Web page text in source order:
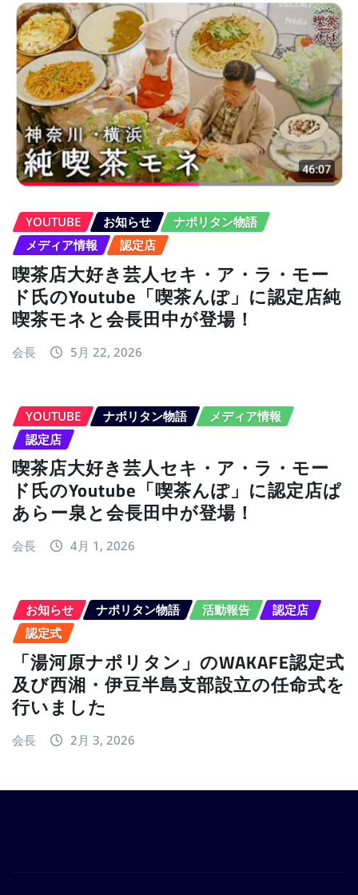
YOUTUBE お知らせ
ナポリタン物語
メディア情報
認定店
喫茶店大好き芸人セキ・ア・ラ・モー
ド氏のYoutube「喫茶んぽ」に認定店純
喫茶モネと会長田中が登場！
会長 5月 22, 2026
YOUTUBE ナポリタン物語
メディア情報
認定店
喫茶店大好き芸人セキ・ア・ラ・モー
ド氏のYoutube「喫茶んぽ」に認定店ぱ
あらー泉と会長田中が登場！
会長 4月 1, 2026
お知らせ ナポリタン物語 活動報告
認定店
認定式
「湯河原ナポリタン」のWAKAFE認定式
及び西湘・伊豆半島支部設立の任命式を
行いました
会長 2月 3, 2026